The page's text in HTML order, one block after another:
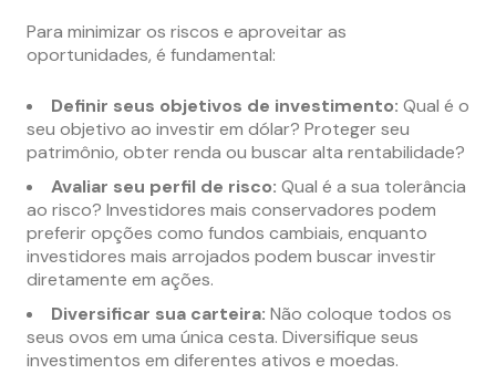
Para minimizar os riscos e aproveitar as
oportunidades, é fundamental:
Definir seus objetivos de investimento: Qual é o
seu objetivo ao investir em dólar? Proteger seu
patrimônio, obter renda ou buscar alta rentabilidade?
Avaliar seu perfil de risco: Qual é a sua tolerância
ao risco? Investidores mais conservadores podem
preferir opções como fundos cambiais, enquanto
investidores mais arrojados podem buscar investir
diretamente em ações.
Diversificar sua carteira: Não coloque todos os
seus ovos em uma única cesta. Diversifique seus
investimentos em diferentes ativos e moedas.